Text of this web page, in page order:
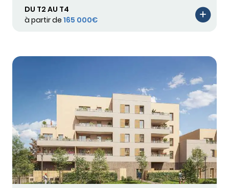
DU T2 AU T4
à partir de 165 000€